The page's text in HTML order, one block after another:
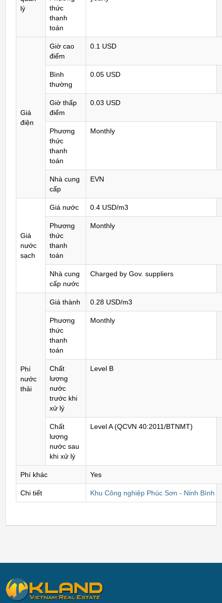
lý
thức
thanh
toán
Giá
điện
Giờ cao
điểm
0.1 USD
Bình
thường
0.05 USD
Giờ thấp
điểm
0.03 USD
Phương
thức
thanh
toán
Monthly
Nhà cung
cấp
EVN
Giá
nước
sạch
Giá nước 0.4 USD/m3
Phương
thức
thanh
toán
Monthly
Nhà cung
cấp nước
Charged by Gov. suppliers
Phí
nước
thải
Giá thành 0.28 USD/m3
Phương
thức
thanh
toán
Monthly
Chất
lượng
nước
trước khi
xử lý
Level B
Chất
lượng
nước sau
khi xử lý
Level A (QCVN 40:2011/BTNMT)
Phí khác Yes
Chi tiết Khu Công nghiệp Phúc Sơn - Ninh Bình